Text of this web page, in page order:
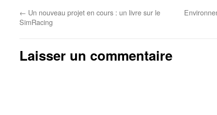
← Un nouveau projet en cours : un livre sur le
SimRacing
Laisser un commentaire